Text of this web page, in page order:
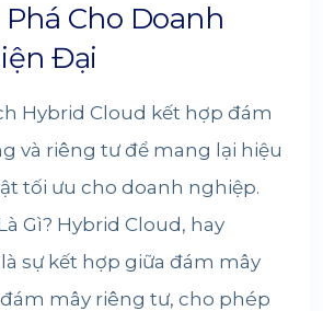
Cho Doanh
Đại
Hybrid Cloud kết hợp đám
và riêng tư để mang lại hiệu
tối ưu cho doanh nghiệp.
Gì? Hybrid Cloud, hay
sự kết hợp giữa đám mây
mây riêng tư, cho phép